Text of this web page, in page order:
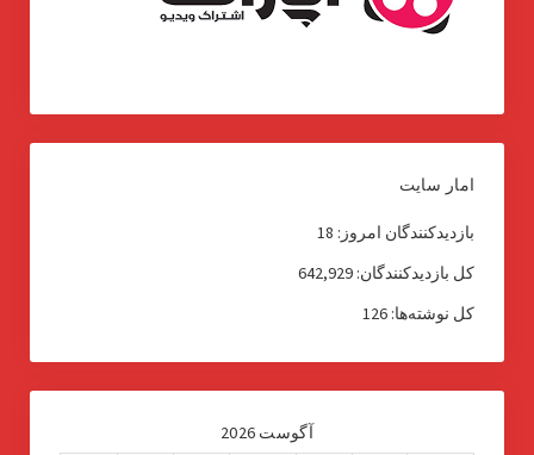
امار سایت
بازدیدکنندگان امروز: 18
کل بازدیدکنند‌گان: 642,929
کل نوشته‌ها: 126
آگوست 2026